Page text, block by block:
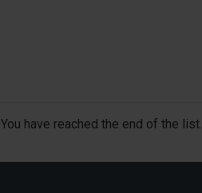
You have reached the end of the list.